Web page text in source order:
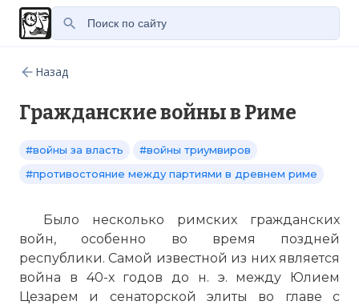
Назад
Гражданские войны в Риме
#войны за власть
#войны триумвиров
#противостояние между партиями в древнем риме
Было несколько римских гражданских
войн, особенно во время поздней
республики. Самой известной из них является
война в 40-х годов до н. э. между Юлием
Цезарем и сенаторской элиты во главе с